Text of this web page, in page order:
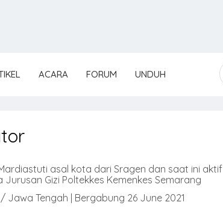
ACARA FORUM UNDUH
asal kota dari Sragen dan saat ini aktif
Gizi Poltekkes Kemenkes Semarang
Jawa Tengah | Bergabung 26 June 2021